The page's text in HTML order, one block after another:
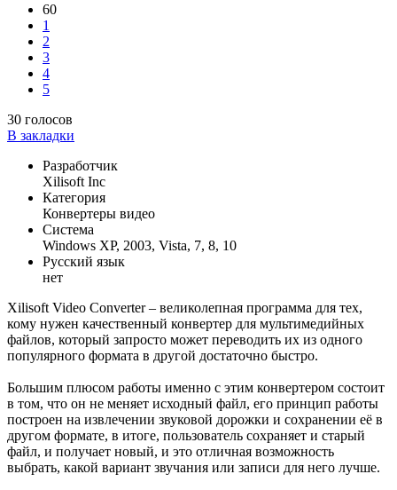
60
1
2
3
4
5
30 голосов
В закладки
Разработчик
Xilisoft Inc
Категория
Конвертеры видео
Система
Windows XP, 2003, Vista, 7, 8, 10
Русский язык
нет
Xilisoft Video Converter – великолепная программа для тех,
кому нужен качественный конвертер для мультимедийных
файлов, который запросто может переводить их из одного
популярного формата в другой достаточно быстро.
Большим плюсом работы именно с этим конвертером состоит
в том, что он не меняет исходный файл, его принцип работы
построен на извлечении звуковой дорожки и сохранении её в
другом формате, в итоге, пользователь сохраняет и старый
файл, и получает новый, и это отличная возможность
выбрать, какой вариант звучания или записи для него лучше.